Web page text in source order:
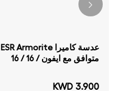
عدسة كاميرا ESR Armorite
متوافق مع ايفون / 16 / 16
KWD 3.900